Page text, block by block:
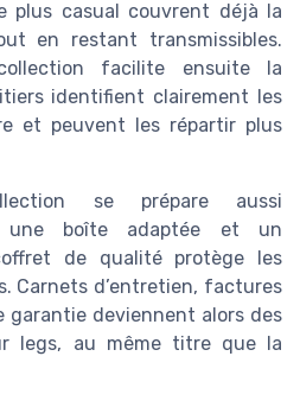
plus casual couvrent déjà la
en restant transmissibles.
facilite ensuite la
identifient clairement les
et peuvent les répartir plus
se prépare aussi
une boîte adaptée et un
de qualité protège les
Carnets d’entretien, factures
garantie deviennent alors des
legs, au même titre que la